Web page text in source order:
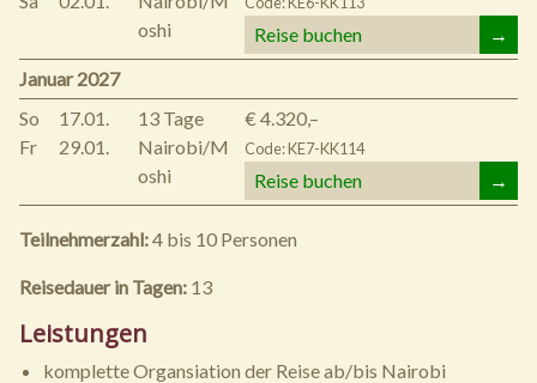
oshi
Reise buchen
→
Januar 2027
So
Fr
17.01.
29.01.
13 Tage
Nairobi/M
oshi
€ 4.320,–
Code: KE7-KK114
Reise buchen →
Teilnehmerzahl:4 bis 10 Personen
Reisedauer in Tagen: 13
Leistungen
komplette Organsiation der Reise ab/bis Nairobi